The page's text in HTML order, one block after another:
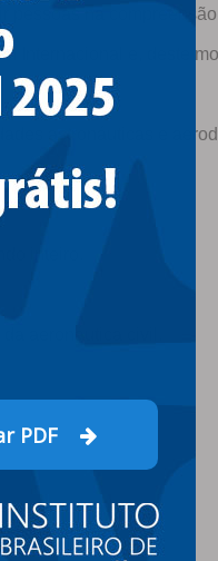
pessoas na
Internacional e, deste
astronáuticas e
inteiro.
aeronáutica civil.
PDF